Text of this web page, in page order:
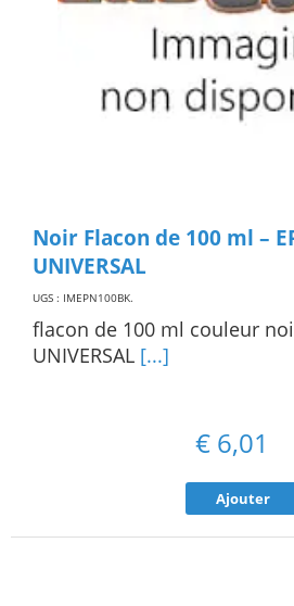
Noir Flacon de 100 ml –
UNIVERSAL
UGS : IMEPN100BK.
flacon de 100 ml couleur
UNIVERSAL [...]
€ 6,01
Ajouter